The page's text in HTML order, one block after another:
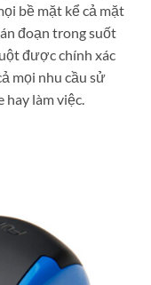
bề mặt kể cả mặt
đoạn trong suốt
được chính xác
mọi nhu cầu sử
hay làm việc.